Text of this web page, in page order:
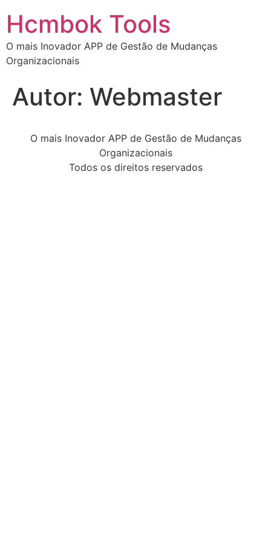
Hcmbok Tools
O mais Inovador APP de Gestão de Mudanças
Organizacionais
Autor: Webmaster
O mais Inovador APP de Gestão de Mudanças
Organizacionais
Todos os direitos reservados